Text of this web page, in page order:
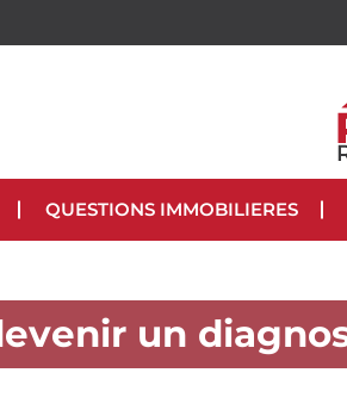
QUESTIONS IMMOBILIERES
un